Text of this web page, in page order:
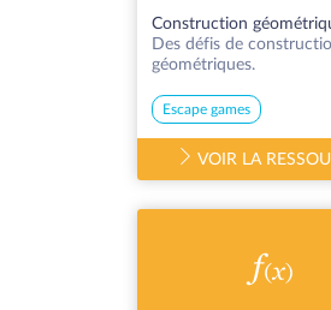
Construction
Des défis de
géométriques.
Escape games
VOIR LA